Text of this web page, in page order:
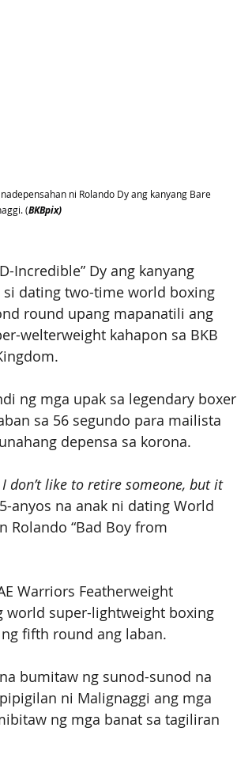
ni Rolando Dy ang kanyang Bare
(BKBpix)
Incredible” Dy ang kanyang
dating two-time world boxing
round upang mapanatili ang
welterweight kahapon sa BKB
ng mga upak sa legendary boxer
sa 56 segundo para mailista
depensa sa korona.
I don’t like to retire someone, but it
anyos na anak ni dating World
Rolando “Bad Boy from
Warriors Featherweight
world super-lightweight boxing
fifth round ang laban.
bumitaw ng sunod-sunod na
ni Malignaggi ang mga
ng mga banat sa tagiliran